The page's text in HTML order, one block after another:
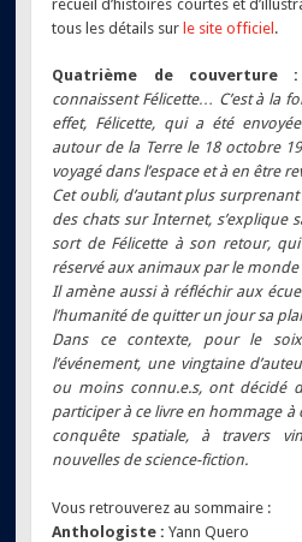
recueil d’histoires courtes et
tous les détails sur le site officiel .
Quatrième de couverture :
connaissent Félicette… C’est à la
effet, Félicette, qui a été
autour de la Terre le 18 octobre
voyagé dans l’espace et à en être
Cet oubli, d’autant plus
des chats sur Internet, s’explique
sort de Félicette à son retour,
réservé aux animaux par le monde
Il amène aussi à réfléchir aux
l’humanité de quitter un jour sa
Dans ce contexte, pour le
l’événement, une vingtaine
ou moins connu.e.s, ont décidé
participer à ce livre en hommage
conquête spatiale, à travers
nouvelles de science-fiction.
Vous retrouverez au sommaire :
Anthologiste :Yann Quero